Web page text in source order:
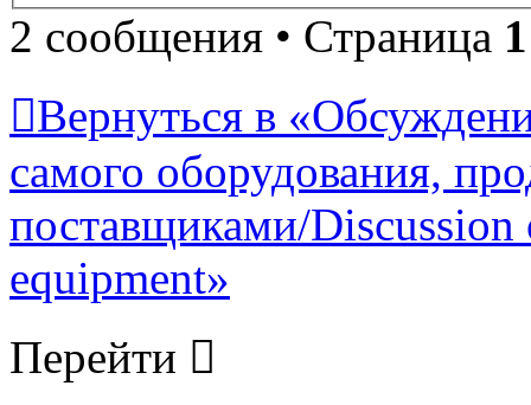
2 сообщения • Страница 1
Вернуться в
самого оборудования,
поставщиками/Discussion
equipment»
Перейти